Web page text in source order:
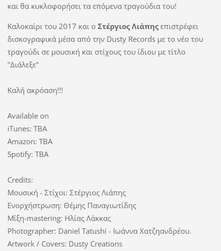
και θα κυκλοφορήσει τα επόμενα τραγούδια του!
Καλοκαίρι του 2017 και o Στέργιος Λιάπηςεπιστρέφει
δισκογραφικά μέσα από την Dusty Records με το νέο του
τραγούδι σε μουσική και στίχους του ίδιου με τίτλο
"Διάλεξε"
Καλή ακρόαση!!!
Available on
iTunes: TBA
Amazon: TBA
Spotify: TBA
Credits:
Μουσική - Στίχοι: Στέργιος Λιάπης
Ενορχήστρωση: Θέμης Παναγιωτίδης
Μίξη-mastering: Ηλίας Λάκκας
Photographer: Daniel Tatushi - Ιωάννα Χατζηανδρέου.
Artwork / Covers: Dusty Creations